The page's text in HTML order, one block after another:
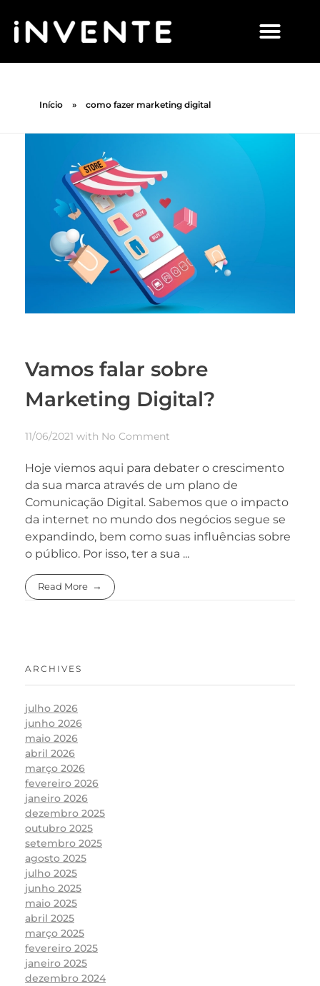
Início » como fazer marketing digital
Vamos falar sobre
Marketing Digital?
11/06/2021 with No Comment
Hoje viemos aqui para debater o crescimento
da sua marca através de um plano de
Comunicação Digital. Sabemos que o impacto
da internet no mundo dos negócios segue se
expandindo, bem como suas influências sobre
o público. Por isso, ter a sua ...
Read More
ARCHIVES
julho 2026
junho 2026
maio 2026
abril 2026
março 2026
fevereiro 2026
janeiro 2026
dezembro 2025
outubro 2025
setembro 2025
agosto 2025
julho 2025
junho 2025
maio 2025
abril 2025
março 2025
fevereiro 2025
janeiro 2025
dezembro 2024